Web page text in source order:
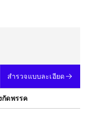
สำรวจแบบละเอียด
กัดพรรค